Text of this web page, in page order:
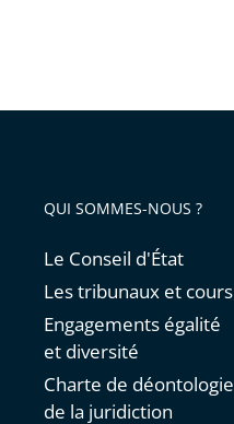
QUI SOMMES-NOUS ?
Le Conseil d'État
Les tribunaux et cours
Engagements égalité
et diversité
Charte de déontologie
de la juridiction